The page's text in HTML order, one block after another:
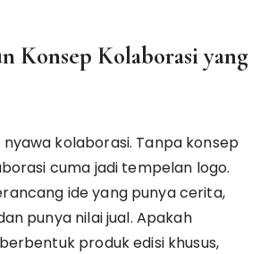
Konsep Kolaborasi yang
kolaborasi. Tanpa konsep
cuma jadi tempelan logo.
ide yang punya cerita,
punya nilai jual. Apakah
produk edisi khusus,